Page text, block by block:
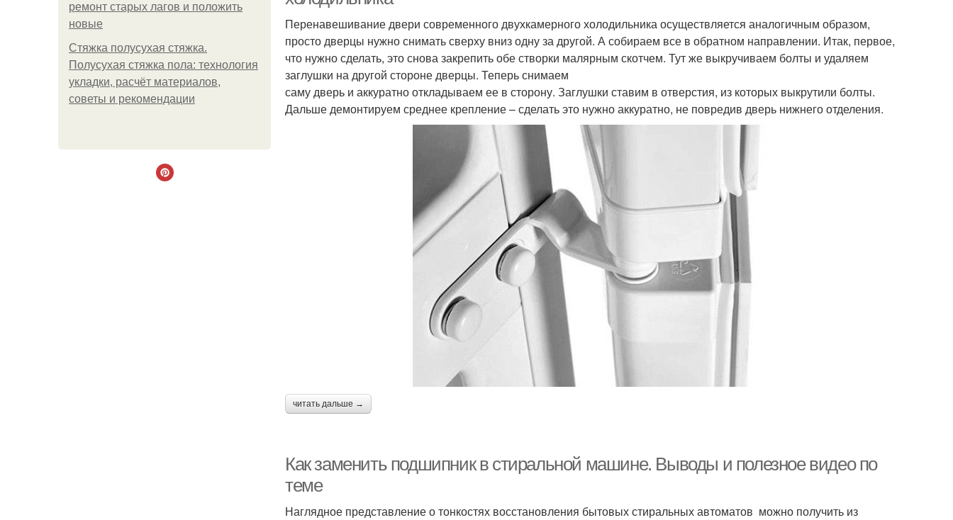
ремонт старых лагов и положить
новые
Стяжка полусухая стяжка.
Полусухая стяжка пола: технология
укладки, расчёт материалов,
советы и рекомендации
Перенавешивание двери современного двухкамерного холодильника осуществляется аналогичным образом,
просто дверцы нужно снимать сверху вниз одну за другой. А собираем все в обратном направлении. Итак, первое,
что нужно сделать, это снова закрепить обе створки малярным скотчем. Тут же выкручиваем болты и удаляем
заглушки на другой стороне дверцы. Теперь снимаем
саму дверь и аккуратно откладываем ее в сторону. Заглушки ставим в отверстия, из которых выкрутили болты.
Дальше демонтируем среднее крепление – сделать это нужно аккуратно, не повредив дверь нижнего отделения.
читать дальше →
Как заменить подшипник в стиральной машине. Выводы и полезное видео по
теме
Наглядное представление о тонкостях восстановления бытовых стиральных автоматов можно получить из